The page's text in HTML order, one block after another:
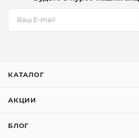
КАТАЛОГ
АКЦИИ
БЛОГ